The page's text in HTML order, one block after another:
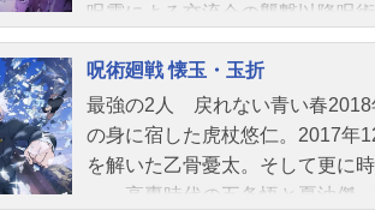
呪霊による交流会の襲撃以降呪
る中、ついに内通者の正体が判
者は誰なのか、その目的とは―!?
1日。ハロウィンで賑わう渋谷駅
され大勢の一般人が閉じ込めら
じ込められる帳”という高度な結
介して告げられた「五条悟を連
呪術廻戦 懐玉・玉折
最強の2人 戻れない青い春2018
の身に宿した虎杖悠仁。2017年
を解いた乙骨憂太。そして更に
—。高専時代の五条悟と夏油傑